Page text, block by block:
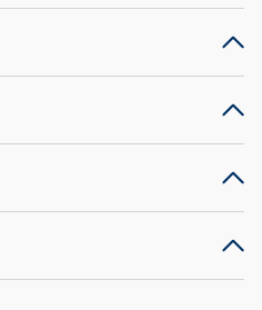
am
der Bahnstraße in
den